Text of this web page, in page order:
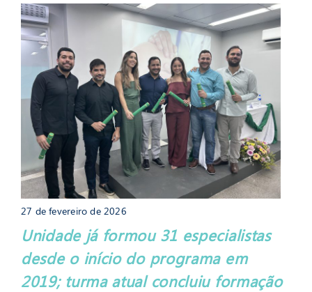
27 de fevereiro de 2026
Unidade já formou 31 especialistas
desde o início do programa em
2019; turma atual concluiu formação